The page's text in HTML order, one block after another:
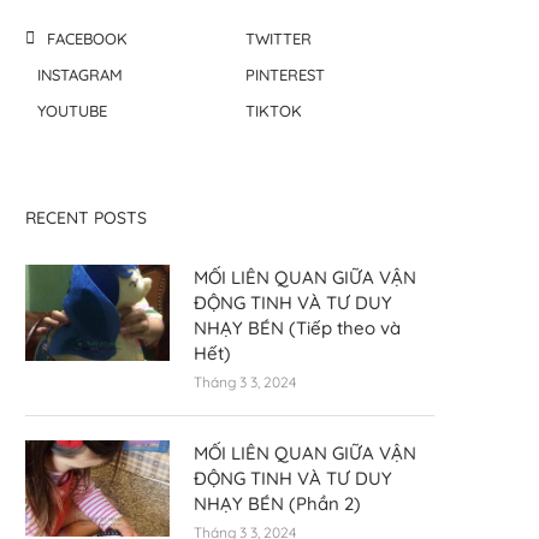
FACEBOOK
TWITTER
INSTAGRAM
PINTEREST
YOUTUBE
TIKTOK
RECENT POSTS
MỐI LIÊN QUAN GIỮA VẬN
ĐỘNG TINH VÀ TƯ DUY
NHẠY BÉN (Tiếp theo và
Hết)
Tháng 3 3, 2024
MỐI LIÊN QUAN GIỮA VẬN
ĐỘNG TINH VÀ TƯ DUY
NHẠY BÉN (Phần 2)
Tháng 3 3, 2024